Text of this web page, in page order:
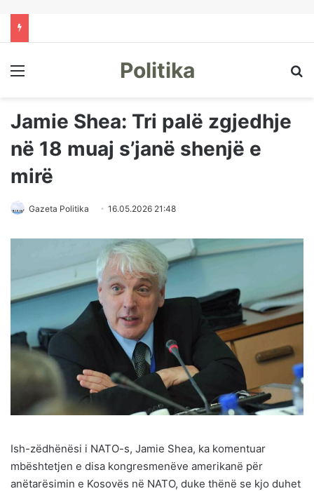
Menu Politika
Jamie Shea: Tri palë zgjedhje
në 18 muaj s’janë shenjë e
mirë
Gazeta Politika 16.05.2026 21:48
Ish-zëdhënësi i NATO-s, Jamie Shea, ka komentuar
mbështetjen e disa kongresmenëve amerikanë për
anëtarësimin e Kosovës në NATO, duke thënë se kjo duhet